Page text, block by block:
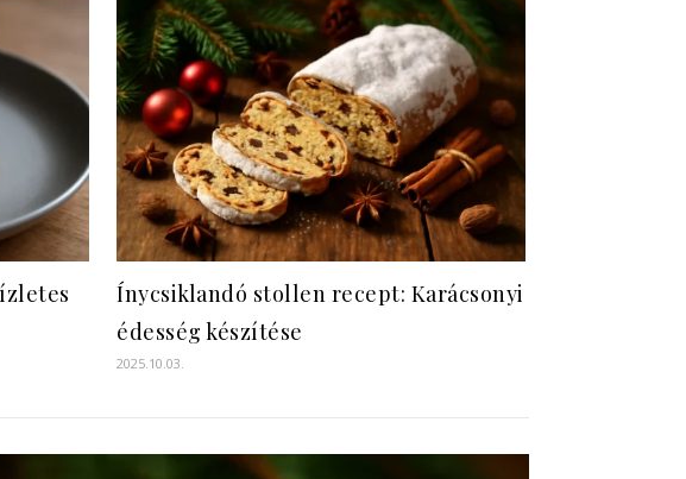
Ínycsiklandó stollen recept: Karácsonyi
édesség készítése
2025.10.03.